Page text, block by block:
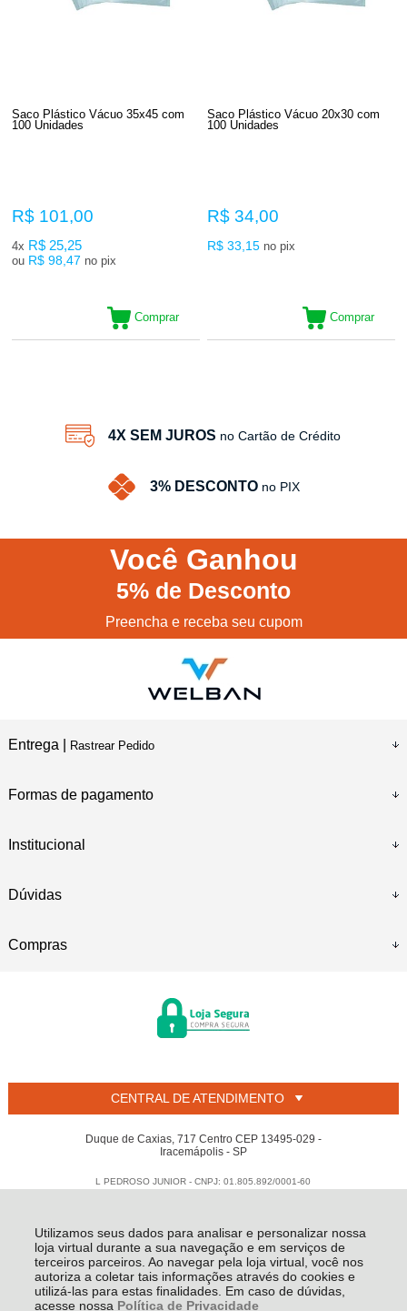
Utilizamos seus dados para analisar e personalizar nossa
loja virtual durante a sua navegação e em serviços de
terceiros parceiros. Ao navegar pela loja virtual, você nos
autoriza a coletar tais informações através do cookies e
utilizá-las para estas finalidades. Em caso de dúvidas,
acesse nossa Política de Privacidade
Saco Plástico Vácuo 35x45 com
100 Unidades
R$ 101,00
4x R$ 25,25
ou R$ 98,47 no pix
Comprar
Saco Plástico Vácuo 20x30 com
100 Unidades
R$ 34,00
R$ 33,15 no pix
Comprar
4X SEM JUROS no Cartão de Crédito
3% DESCONTO no PIX
Você Ganhou
5% de Desconto
Preencha e receba seu cupom
Entrega | Rastrear Pedido
Formas de pagamento
Institucional
Dúvidas
Compras
CENTRAL DE ATENDIMENTO
Duque de Caxias, 717 Centro CEP 13495-029 -
Iracemápolis - SP
L PEDROSO JUNIOR - CNPJ: 01.805.892/0001-60